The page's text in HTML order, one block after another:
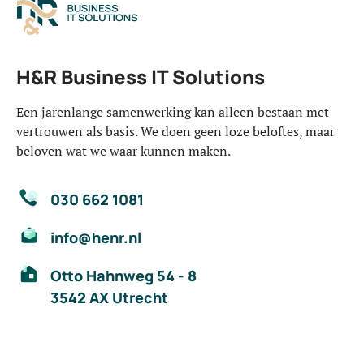
H&R Business IT Solutions
Een jarenlange samenwerking kan alleen bestaan met
vertrouwen als basis. We doen geen loze beloftes, maar
beloven wat we waar kunnen maken.
030 662 1081
info@henr.nl
Otto Hahnweg 54 - 8
3542 AX Utrecht